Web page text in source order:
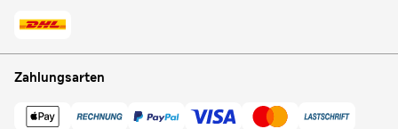
Zahlungsarten